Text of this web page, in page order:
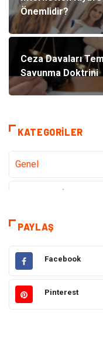
Önemlidir?
Ceza Davaları
Savunma Doktrini
KATEGORILER
Genel
Hizmet
Hukuk
Güzellik & Bakım
PAYLAŞ
Facebook
Pinterest